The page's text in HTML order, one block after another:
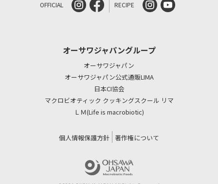
OFFICIAL RECIPE
オーサワジャパングループ
オーサワジャパン
オーサワジャパン公式通販LIMA
日本CI協会
マクロビオティック クッキングスクール リマ
ＬＭ(Life is macrobiotic)
個人情報保護方針 著作権について